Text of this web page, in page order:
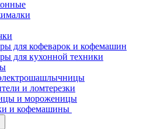
для кофеварок и кофемашин
для кухонной техники
и ломтерезки
и мороженицы
и кофемашины